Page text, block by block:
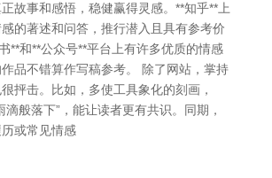
故事和感悟，稳健赢得灵感。**知乎**上
的著述和问答，推行潜入且具有参考价
**和**公众号**平台上有许多优质的情感
品不错算作写稿参考。 除了网站，掌持
抨击。比如，多使工具象化的刻画，
滴般落下”，能让读者更有共识。同期，
或常见情感